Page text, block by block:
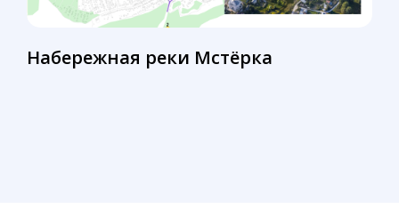
Набережная реки Мстёрка